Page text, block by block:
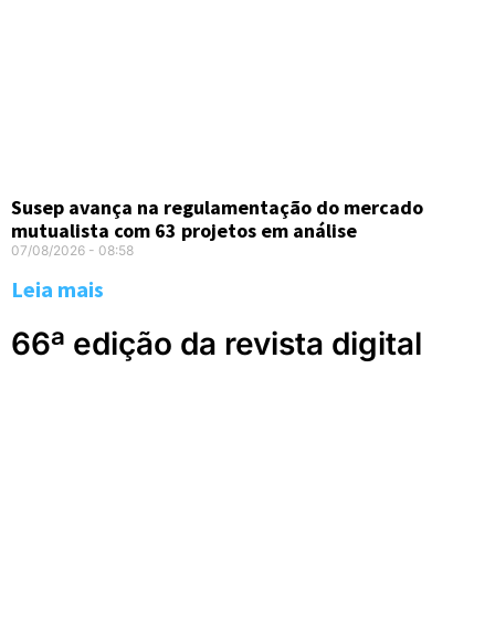
Susep avança na regulamentação do mercado
mutualista com 63 projetos em análise
07/08/2026 08:58
Leia mais
66ª edição da revista digital